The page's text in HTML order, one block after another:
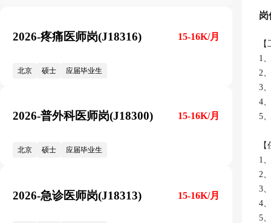
2026-疼痛医师岗(J18316) 15-16K/月
北京 硕士 应届毕业生
2026-普外科医师岗(J18300) 15-16K/月
北京 硕士 应届毕业生
2026-急诊医师岗(J18313) 15-16K/月
岗
1
2
3
4
5
1
2
3
4
5